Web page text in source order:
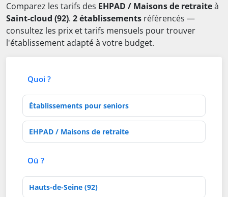
Comparez les tarifs des EHPAD / Maisons de retraiteà
Saint-cloud (92). 2 établissements référencés —
consultez les prix et tarifs mensuels pour trouver
l'établissement adapté à votre budget.
Quoi ?
Type d'établissement
Activités de soins
Où ?
Département